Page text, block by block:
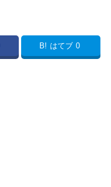
B! はてブ 0